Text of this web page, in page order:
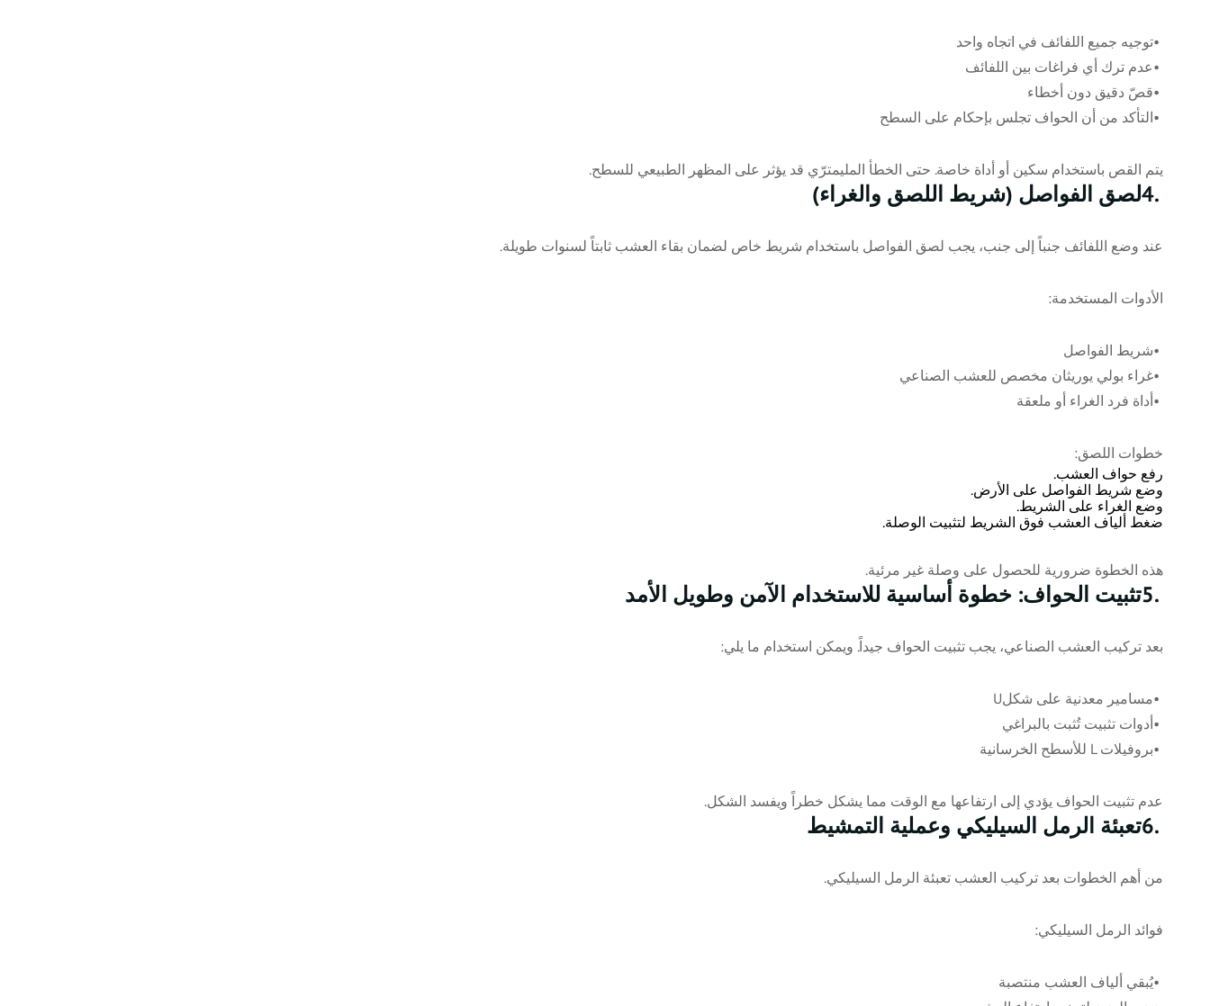
•توجيه جميع اللفائف في اتجاه واحد
•عدم ترك أي فراغات بين اللفائف
•قصّ دقيق دون أخطاء
•التأكد من أن الحواف تجلس بإحكام على السطح
يتم القص باستخدام سكين أو أداة خاصة. حتى الخطأ المليمترّي قد يؤثر على المظهر الطبيعي للسطح.
4.لصق الفواصل (شريط اللصق والغراء)
عند وضع اللفائف جنباً إلى جنب، يجب لصق الفواصل باستخدام شريط خاص لضمان بقاء العشب ثابتاً لسنوات طويلة.
الأدوات المستخدمة:
•شريط الفواصل
•غراء بولي يوريثان مخصص للعشب الصناعي
•أداة فرد الغراء أو ملعقة
خطوات اللصق:
رفع حواف العشب.
وضع شريط الفواصل على الأرض.
وضع الغراء على الشريط.
ضغط ألياف العشب فوق الشريط لتثبيت الوصلة.
هذه الخطوة ضرورية للحصول على وصلة غير مرئية.
5.تثبيت الحواف: خطوة أساسية للاستخدام الآمن وطويل الأمد
بعد تركيب العشب الصناعي، يجب تثبيت الحواف جيداً. ويمكن استخدام ما يلي:
•مسامير معدنية على شكلU
•أدوات تثبيت تُثبت بالبراغي
•بروفيلات L للأسطح الخرسانية
عدم تثبيت الحواف يؤدي إلى ارتفاعها مع الوقت مما يشكل خطراً ويفسد الشكل.
6.تعبئة الرمل السيليكي وعملية التمشيط
من أهم الخطوات بعد تركيب العشب تعبئة الرمل السيليكي.
فوائد الرمل السيليكي:
•يُبقي ألياف العشب منتصبة